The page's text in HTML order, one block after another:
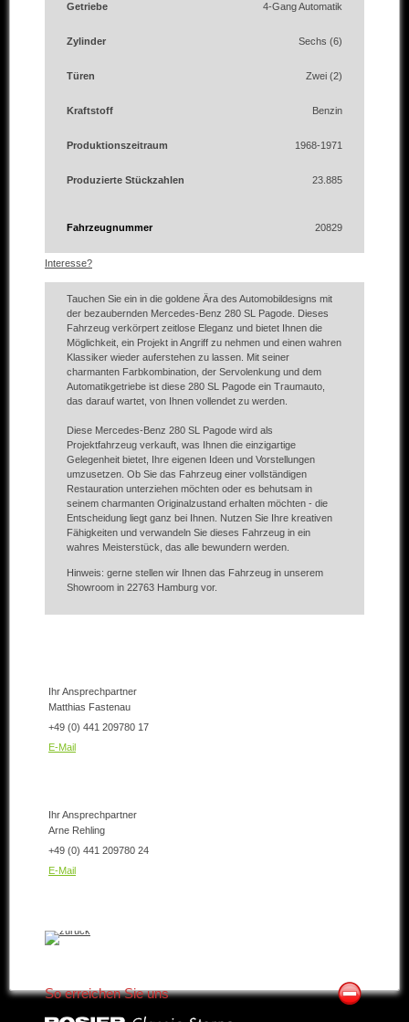
Getriebe 4-Gang Automatik
Zylinder Sechs (6)
Türen Zwei (2)
Kraftstoff Benzin
Produktionszeitraum 1968-1971
Produzierte Stückzahlen 23.885
Fahrzeugnummer 20829
Interesse?
Tauchen Sie ein in die goldene Ära des Automobildesigns mit
der bezaubernden Mercedes-Benz 280 SL Pagode. Dieses
Fahrzeug verkörpert zeitlose Eleganz und bietet Ihnen die
Möglichkeit, ein Projekt in Angriff zu nehmen und einen wahren
Klassiker wieder auferstehen zu lassen. Mit seiner
charmanten Farbkombination, der Servolenkung und dem
Automatikgetriebe ist diese 280 SL Pagode ein Traumauto,
das darauf wartet, von Ihnen vollendet zu werden.
Diese Mercedes-Benz 280 SL Pagode wird als
Projektfahrzeug verkauft, was Ihnen die einzigartige
Gelegenheit bietet, Ihre eigenen Ideen und Vorstellungen
umzusetzen. Ob Sie das Fahrzeug einer vollständigen
Restauration unterziehen möchten oder es behutsam in
seinem charmanten Originalzustand erhalten möchten - die
Entscheidung liegt ganz bei Ihnen. Nutzen Sie Ihre kreativen
Fähigkeiten und verwandeln Sie dieses Fahrzeug in ein
wahres Meisterstück, das alle bewundern werden.
Hinweis: gerne stellen wir Ihnen das Fahrzeug in unserem
Showroom in 22763 Hamburg vor.
Ihr Ansprechpartner
Matthias Fastenau
+49 (0) 441 209780 17
E-Mail
Ihr Ansprechpartner
Arne Rehling
+49 (0) 441 209780 24
E-Mail
So erreichen Sie uns